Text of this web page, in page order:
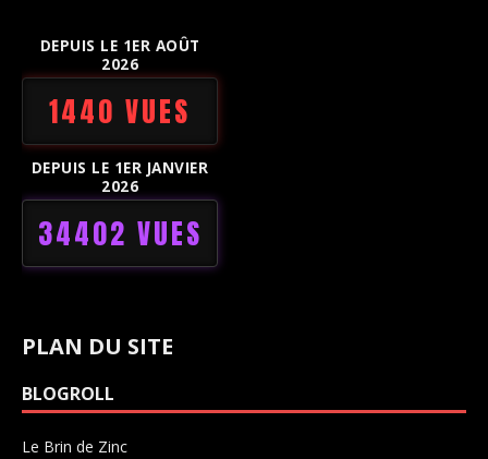
DEPUIS LE 1ER AOÛT
2026
1440 VUES
DEPUIS LE 1ER JANVIER
2026
34402 VUES
PLAN DU SITE
BLOGROLL
Le Brin de Zinc